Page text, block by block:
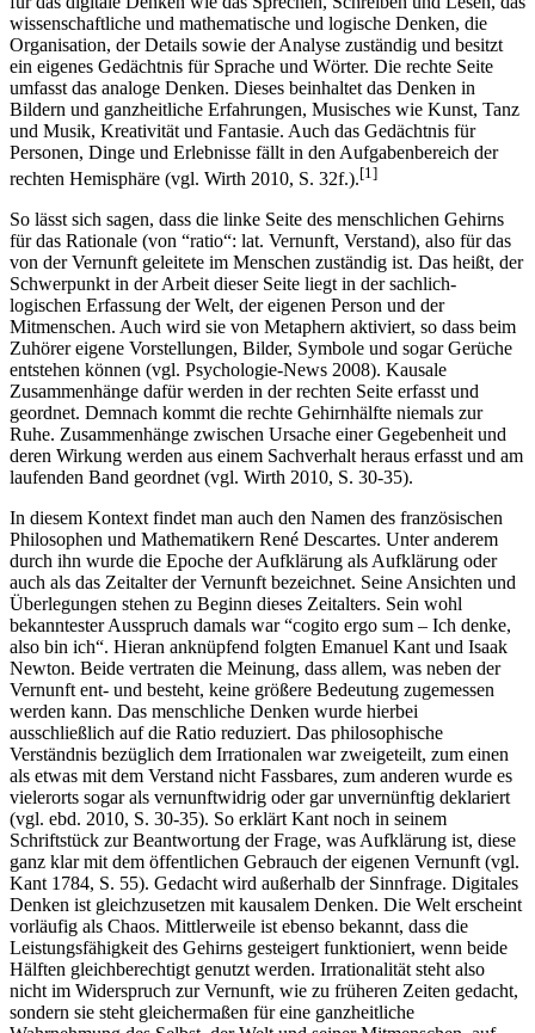
für das digitale Denken wie das Sprechen, Schreiben und Lesen, das
wissenschaftliche und mathematische und logische Denken, die
Organisation, der Details sowie der Analyse zuständig und besitzt
ein eigenes Gedächtnis für Sprache und Wörter. Die rechte Seite
umfasst das analoge Denken. Dieses beinhaltet das Denken in
Bildern und ganzheitliche Erfahrungen, Musisches wie Kunst, Tanz
und Musik, Kreativität und Fantasie. Auch das Gedächtnis für
Personen, Dinge und Erlebnisse fällt in den Aufgabenbereich der
So lässt sich sagen, dass die linke Seite des menschlichen Gehirns
für das Rationale (von “ratio“: lat. Vernunft, Verstand), also für das
von der Vernunft geleitete im Menschen zuständig ist. Das heißt, der
Schwerpunkt in der Arbeit dieser Seite liegt in der sachlich-
logischen Erfassung der Welt, der eigenen Person und der
Mitmenschen. Auch wird sie von Metaphern aktiviert, so dass beim
Zuhörer eigene Vorstellungen, Bilder, Symbole und sogar Gerüche
entstehen können (vgl. Psychologie-News 2008). Kausale
Zusammenhänge dafür werden in der rechten Seite erfasst und
geordnet. Demnach kommt die rechte Gehirnhälfte niemals zur
Ruhe. Zusammenhänge zwischen Ursache einer Gegebenheit und
deren Wirkung werden aus einem Sachverhalt heraus erfasst und am
In diesem Kontext findet man auch den Namen des französischen
Philosophen und Mathematikern René Descartes. Unter anderem
durch ihn wurde die Epoche der Aufklärung als Aufklärung oder
auch als das Zeitalter der Vernunft bezeichnet. Seine Ansichten und
Überlegungen stehen zu Beginn dieses Zeitalters. Sein wohl
bekanntester Ausspruch damals war “cogito ergo sum – Ich denke,
also bin ich“. Hieran anknüpfend folgten Emanuel Kant und Isaak
Newton. Beide vertraten die Meinung, dass allem, was neben der
Vernunft ent- und besteht, keine größere Bedeutung zugemessen
werden kann. Das menschliche Denken wurde hierbei
ausschließlich auf die Ratio reduziert. Das philosophische
Verständnis bezüglich dem Irrationalen war zweigeteilt, zum einen
als etwas mit dem Verstand nicht Fassbares, zum anderen wurde es
vielerorts sogar als vernunftwidrig oder gar unvernünftig deklariert
(vgl. ebd. 2010, S. 30-35). So erklärt Kant noch in seinem
Schriftstück zur Beantwortung der Frage, was Aufklärung ist, diese
ganz klar mit dem öffentlichen Gebrauch der eigenen Vernunft (vgl.
Kant 1784, S. 55). Gedacht wird außerhalb der Sinnfrage. Digitales
Denken ist gleichzusetzen mit kausalem Denken. Die Welt erscheint
vorläufig als Chaos. Mittlerweile ist ebenso bekannt, dass die
Leistungsfähigkeit des Gehirns gesteigert funktioniert, wenn beide
Hälften gleichberechtigt genutzt werden. Irrationalität steht also
nicht im Widerspruch zur Vernunft, wie zu früheren Zeiten gedacht,